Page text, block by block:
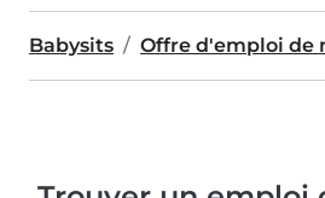
Babysits Offre d'emploi de